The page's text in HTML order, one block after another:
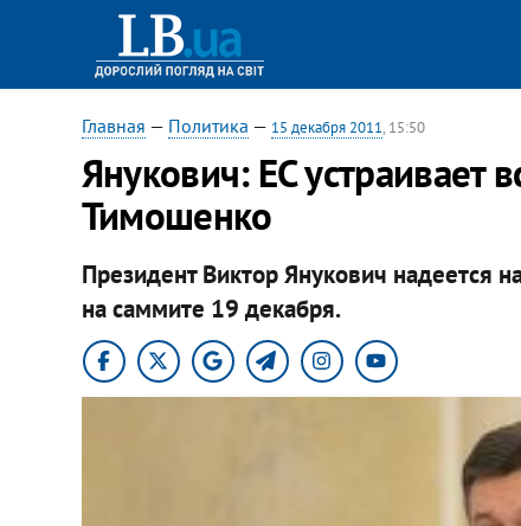
Главная — Политика — 15 декабря 2011, 15:50
Янукович: ЕС устраивает
Тимошенко
Президент Виктор Янукович надеется
на саммите 19 декабря.